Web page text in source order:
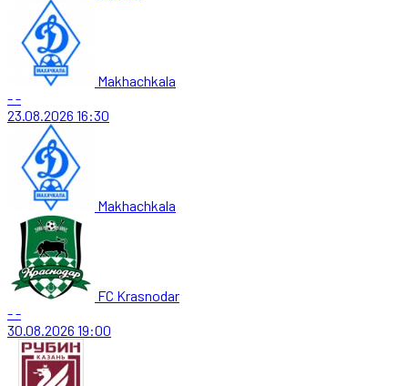
Makhachkala
--
23.08.2026 16:30
Makhachkala
FC Krasnodar
--
30.08.2026 19:00